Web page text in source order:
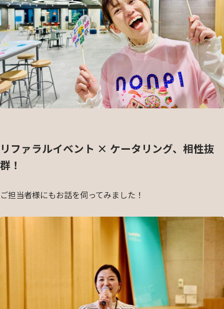
リファラルイベント × ケータリング、相性抜
群！
ご担当者様にもお話を伺ってみました！